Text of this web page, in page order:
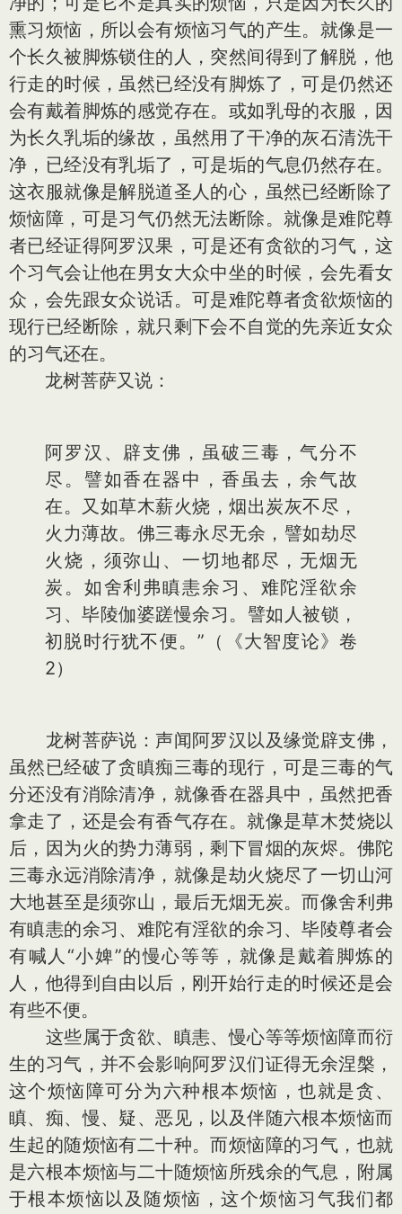
熏习烦恼，所以会有烦恼习气的产生。就像是一
个长久被脚炼锁住的人，突然间得到了解脱，他
行走的时候，虽然已经没有脚炼了，可是仍然还
会有戴着脚炼的感觉存在。或如乳母的衣服，因
为长久乳垢的缘故，虽然用了干净的灰石清洗干
净，已经没有乳垢了，可是垢的气息仍然存在。
这衣服就像是解脱道圣人的心，虽然已经断除了
烦恼障，可是习气仍然无法断除。就像是难陀尊
者已经证得阿罗汉果，可是还有贪欲的习气，这
个习气会让他在男女大众中坐的时候，会先看女
众，会先跟女众说话。可是难陀尊者贪欲烦恼的
现行已经断除，就只剩下会不自觉的先亲近女众
的习气还在。
龙树菩萨又说：
阿罗汉、辟支佛，虽破三毒，气分不
尽。譬如香在器中，香虽去，余气故
在。又如草木薪火烧，烟出炭灰不尽，
火力薄故。佛三毒永尽无余，譬如劫尽
火烧，须弥山、一切地都尽，无烟无
炭。如舍利弗瞋恚余习、难陀淫欲余
习、毕陵伽婆蹉慢余习。譬如人被锁，
初脱时行犹不便。”（《大智度论》卷
2）
龙树菩萨说：声闻阿罗汉以及缘觉辟支佛，
虽然已经破了贪瞋痴三毒的现行，可是三毒的气
分还没有消除清净，就像香在器具中，虽然把香
拿走了，还是会有香气存在。就像是草木焚烧以
后，因为火的势力薄弱，剩下冒烟的灰烬。佛陀
三毒永远消除清净，就像是劫火烧尽了一切山河
大地甚至是须弥山，最后无烟无炭。而像舍利弗
有瞋恚的余习、难陀有淫欲的余习、毕陵尊者会
有喊人“小婢”的慢心等等，就像是戴着脚炼的
人，他得到自由以后，刚开始行走的时候还是会
有些不便。
这些属于贪欲、瞋恚、慢心等等烦恼障而衍
生的习气，并不会影响阿罗汉们证得无余涅槃，
这个烦恼障可分为六种根本烦恼，也就是贪、
瞋、痴、慢、疑、恶见，以及伴随六根本烦恼而
生起的随烦恼有二十种。而烦恼障的习气，也就
是六根本烦恼与二十随烦恼所残余的气息，附属
于根本烦恼以及随烦恼，这个烦恼习气我们都